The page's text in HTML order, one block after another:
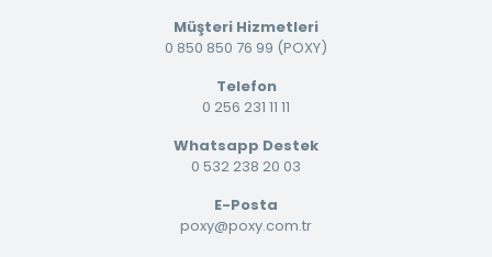
Müşteri Hizmetleri
0 850 850 76 99 (POXY)
Telefon
0 256 231 11 11
Whatsapp Destek
0 532 238 20 03
E-Posta
poxy@poxy.com.tr